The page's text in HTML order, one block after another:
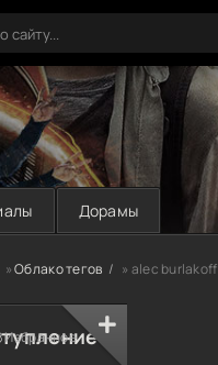
Дорамы
»Облако тегов » alec burlakoff
Избранное